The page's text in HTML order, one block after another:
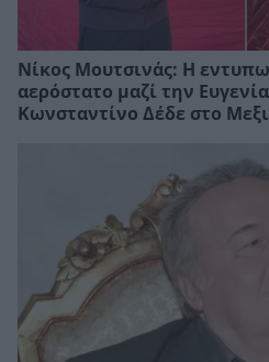
Νίκος Μουτσινάς: Η
αερόστατο μαζί την
Κωνσταντίνο Δέδε στο